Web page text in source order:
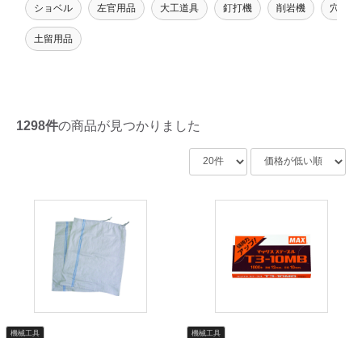
ショベル 左官用品 大工道具 釘打機 削岩機 穴掘り
土留用品
1298件の商品が見つかりました
機械工具 機械工具